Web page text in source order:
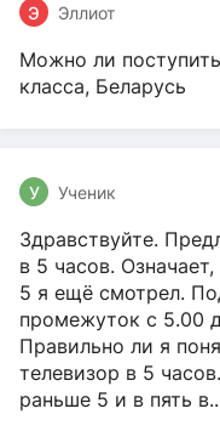
Э Эллиот
Можно ли
класса, Беларусь
У Ученик
Здравствуйте.
в 5 часов.
5 я ещё смотрел.
промежуток с 5.00
Правильно ли я
телевизор в 5
раньше 5 и в пять